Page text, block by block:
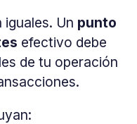
Un punto
efectivo debe
de tu operación